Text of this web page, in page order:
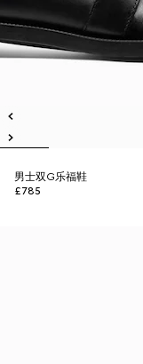
男士双G乐福鞋
£785